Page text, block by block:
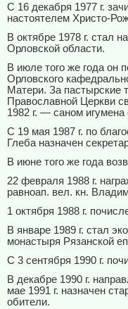
С 16 декабря 1977 г.
настоятелем Христо-
В октябре 1978 г. стал
Орловской области.
В июле того же года он
Орловского
Матери. За пастырские
Православной Церкви
1982 г. — саном
С 19 мая 1987 г. по
Глеба назначен
В июне того же года
22 февраля 1988 г.
равноап. вел. кн.
1 октября 1988 г.
В январе 1989 г. стал
монастыря Рязанской
С 3 сентября 1990 г.
В декабре 1990 г.
мае 1991 г. назначен
обители.